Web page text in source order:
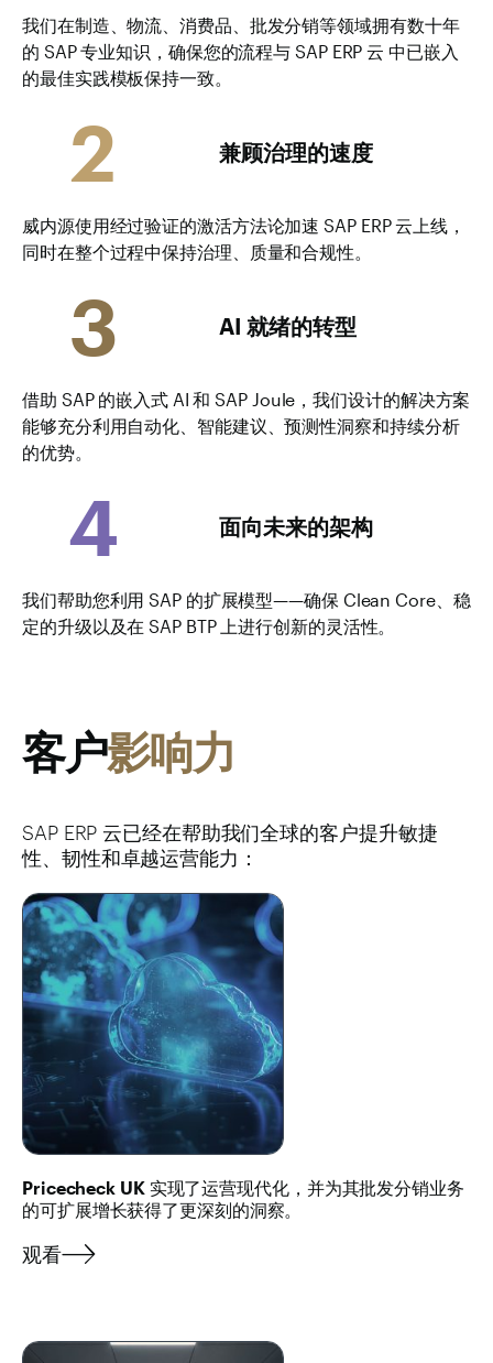
我们在制造、物流、消费品、批发分销等领域拥有数十年
的 SAP 专业知识，确保您的流程与 SAP ERP 云 中已嵌入
的最佳实践模板保持一致。
兼顾治理的速度
2
威内源使用经过验证的激活方法论加速 SAP ERP 云上线，
同时在整个过程中保持治理、质量和合规性。
AI 就绪的转型
3
借助 SAP 的嵌入式 AI 和 SAP Joule，我们设计的解决方案
能够充分利用自动化、智能建议、预测性洞察和持续分析
的优势。
面向未来的架构
4
我们帮助您利用 SAP 的扩展模型——确保 Clean Core、稳
定的升级以及在 SAP BTP 上进行创新的灵活性。
客户影响力
SAP ERP 云已经在帮助我们全球的客户提升敏捷
性、韧性和卓越运营能力：
Pricecheck UK实现了运营现代化，并为其批发分销业务
的可扩展增长获得了更深刻的洞察。
观看